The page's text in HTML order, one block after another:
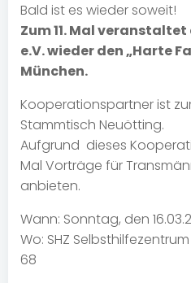
Bald ist es wieder soweit!
Zum 11. Mal
e.V. wieder den „Harte
München.
Kooperationspartner ist
Stammtisch Neuötting.
Aufgrund dieses
Mal Vorträge für
anbieten.
Wann: Sonntag, den
Wo: SHZ
68